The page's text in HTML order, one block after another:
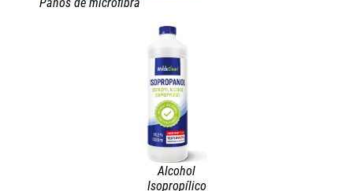
Alcohol
Isopropílico